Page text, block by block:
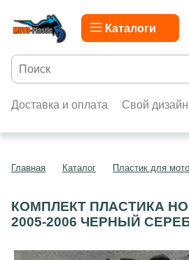
Каталоги
Доставка и оплата Свой дизайн
Главная Каталог Пластик для
КОМПЛЕКТ ПЛАСТИКА
2005-2006 ЧЕРНЫЙ